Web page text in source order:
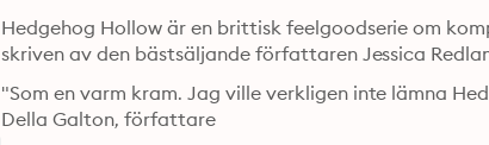
Hedgehog Hollow är en brittisk feelgoodserie om
skriven av den bästsäljande författaren Jessica
"Som en varm kram. Jag ville verkligen inte lämna
Della Galton, författare